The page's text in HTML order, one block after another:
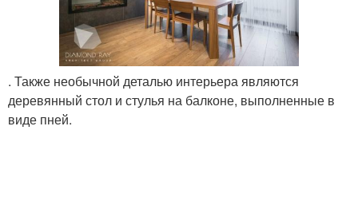
. Также необычной деталью интерьера являются
деревянный стол и стулья на балконе, выполненные в
виде пней.